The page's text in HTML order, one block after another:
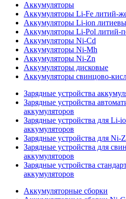
Аккумуляторы
Аккумуляторы Li-Fe литий-
Аккумуляторы Li-ion
Аккумуляторы Li-Pol литий-
Аккумуляторы Ni-Cd
Аккумуляторы Ni-Mh
Аккумуляторы Ni-Zn
Аккумуляторы дисковые
Аккумуляторы свинцово-
Зарядные устройства
Зарядные устройства
аккумуляторов
Зарядные устройства для Li-
аккумуляторов
Зарядные устройства для Ni-
Зарядные устройства для
аккумуляторов
Зарядные устройства
аккумуляторов
Аккумуляторные сборки